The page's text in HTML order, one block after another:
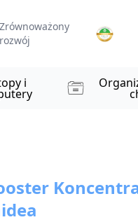
Zrównoważony
rozwój
i